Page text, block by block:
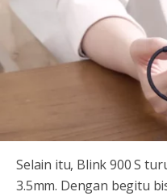
Selain itu, Blink 900 S
3.5mm. Dengan begitu